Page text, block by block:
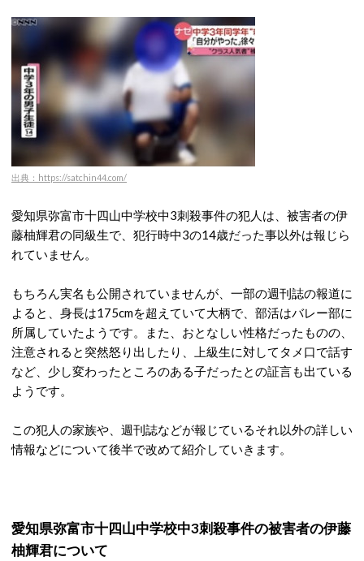
出典：https://satchin44.com/
愛知県弥富市十四山中学校中3刺殺事件の犯人は、被害者の伊
藤柚輝君の同級生で、犯行時中3の14歳だった事以外は報じら
れていません。
もちろん実名も公開されていませんが、一部の週刊誌の報道に
よると、身長は175cmを超えていて大柄で、部活はバレー部に
所属していたようです。また、おとなしい性格だったものの、
注意されると突然怒り出したり、上級生に対してタメ口で話す
など、少し変わったところのある子だったとの証言も出ている
ようです。
この犯人の家族や、週刊誌などが報じているそれ以外の詳しい
情報などについて後半で改めて紹介していきます。
愛知県弥富市十四山中学校中3刺殺事件の被害者の伊藤
柚輝君について